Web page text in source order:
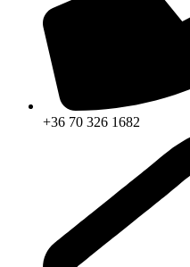
+36 70 326 1682